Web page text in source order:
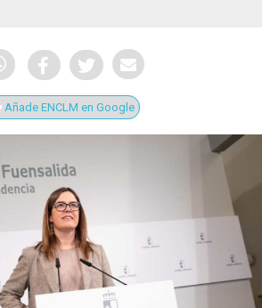
Añade ENCLM en Google